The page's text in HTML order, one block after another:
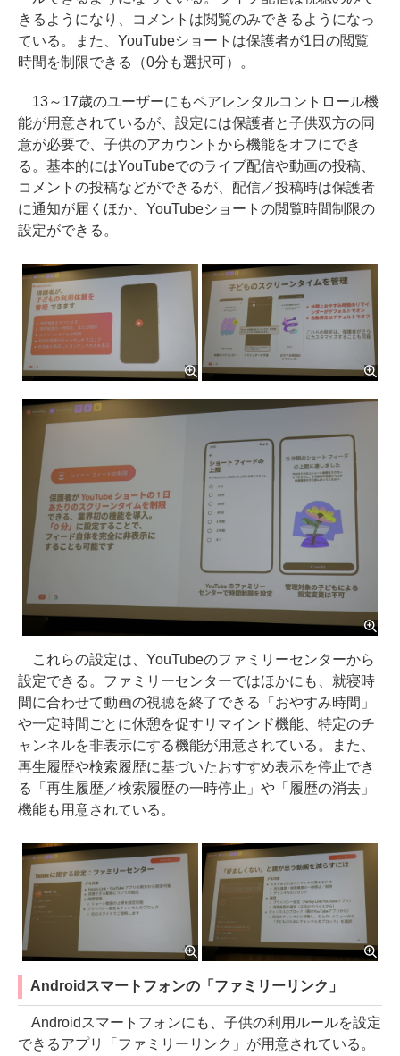
きるようになり、コメントは閲覧のみできるようになっ
ている。また、YouTubeショートは保護者が1日の閲覧
時間を制限できる（0分も選択可）。
13～17歳のユーザーにもペアレンタルコントロール機
能が用意されているが、設定には保護者と子供双方の同
意が必要で、子供のアカウントから機能をオフにでき
る。基本的にはYouTubeでのライブ配信や動画の投稿、
コメントの投稿などができるが、配信／投稿時は保護者
に通知が届くほか、YouTubeショートの閲覧時間制限の
設定ができる。
これらの設定は、YouTubeのファミリーセンターから
設定できる。ファミリーセンターではほかにも、就寝時
間に合わせて動画の視聴を終了できる「おやすみ時間」
や一定時間ごとに休憩を促すリマインド機能、特定のチ
ャンネルを非表示にする機能が用意されている。また、
再生履歴や検索履歴に基づいたおすすめ表示を停止でき
る「再生履歴／検索履歴の一時停止」や「履歴の消去」
機能も用意されている。
Androidスマートフォンの「ファミリーリンク」
Androidスマートフォンにも、子供の利用ルールを設定
できるアプリ「ファミリーリンク」が用意されている。